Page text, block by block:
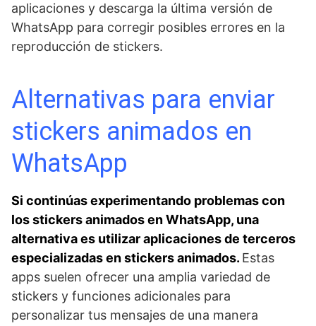
aplicaciones y descarga la última versión de
WhatsApp para corregir posibles errores en la
reproducción de stickers.
Alternativas para enviar
stickers animados en
WhatsApp
Si continúas experimentando problemas con
los stickers animados en WhatsApp, una
alternativa es utilizar aplicaciones de terceros
especializadas en stickers​ animados. Estas​
apps⁤ suelen ofrecer una amplia variedad de
stickers y‍ funciones adicionales para
personalizar tus mensajes de una manera